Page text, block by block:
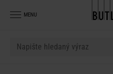
MENU